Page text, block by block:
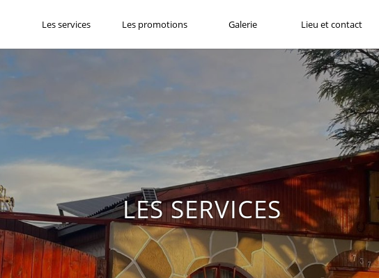
Les services Les promotions Galerie Lieu et contact
Code promo Les adultes • 1 chambre
LES SERVICES